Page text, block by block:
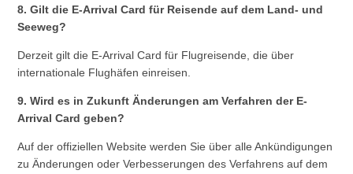
8. Gilt die E-Arrival Card für Reisende auf dem Land- und
Seeweg?
Derzeit gilt die E-Arrival Card für Flugreisende, die über
internationale Flughäfen einreisen.
9. Wird es in Zukunft Änderungen am Verfahren der E-
Arrival Card geben?
Auf der offiziellen Website werden Sie über alle Ankündigungen
zu Änderungen oder Verbesserungen des Verfahrens auf dem